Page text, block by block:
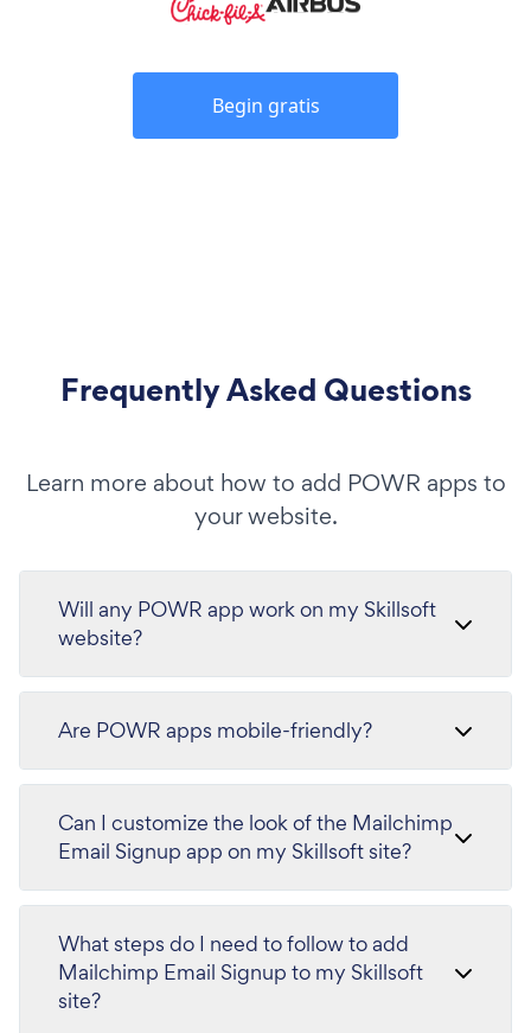
Begin gratis
Frequently Asked Questions
Learn more about how to add POWR apps to
your website.
Will any POWR app work on my Skillsoft
website?
Are POWR apps mobile-friendly?
Can I customize the look of the Mailchimp
Email Signup app on my Skillsoft site?
What steps do I need to follow to add
Mailchimp Email Signup to my Skillsoft
site?